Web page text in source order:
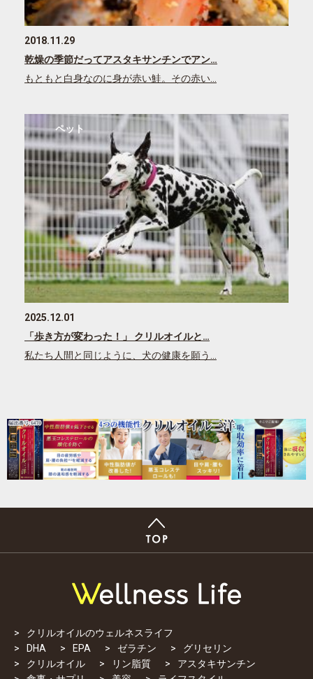
2018.11.29
乾燥の季節だってアスタキサンチンでアン…
もともと白身なのに身が赤い鮭。その赤い…
ペット
2025.12.01
「歩き方が変わった！」 クリルオイルと…
私たち人間と同じように、犬の健康を願う…
クリルオイルのウェルネスライフ
DHA
EPA ゼラチン
グリセリン
クリルオイル
リン脂質
アスタキサンチン